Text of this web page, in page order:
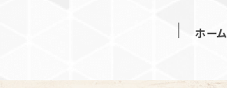
ホーム